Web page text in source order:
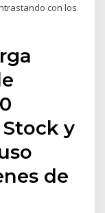
con los
y
de